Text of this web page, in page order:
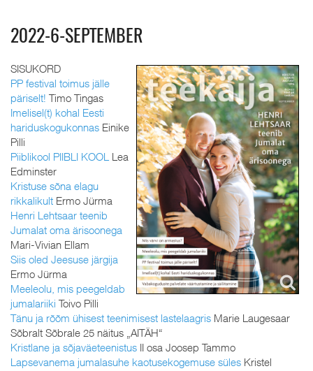
2022-6-SEPTEMBER
SISUKORD
PP festival toimus jälle
päriselt! Timo Tingas
Imelisel(t) kohal Eesti
hariduskogukonnas Einike
Pilli
Piiblikool PIIBLI KOOL
Lea
Edminster
Kristuse sõna elagu
rikkalikult Ermo Jürma
Henri Lehtsaar teenib
Jumalat oma ärisoonega
Mari-Vivian Ellam
Siis oled Jeesuse järgija
Ermo Jürma
Meeleolu, mis peegeldab
jumalariiki Toivo Pilli
Tänu ja rõõm ühisest teenimisest lastelaagris Marie Laugesaar
Sõbralt Sõbrale 25 näitus „AITÄH“
Kristlane ja sõjaväeteenistus II osa Joosep Tammo
Lapsevanema jumalasuhe kaotusekogemuse süles Kristel